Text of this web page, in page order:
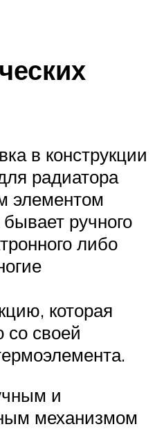
в конструкции
радиатора
элементом
ручного
либо
которая
со своей
и
механизмом